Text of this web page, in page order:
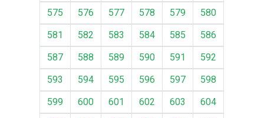
575
576 577 578 579
580
581
582 583 584 585
586
587
588 589 590 591
592
593
594 595 596 597
598
599
600 601 602 603
604